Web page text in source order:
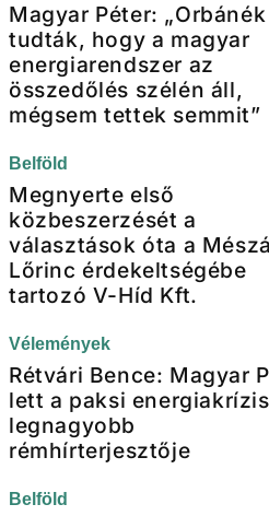
Magyar Péter: „Orbánék
tudták, hogy a magyar
energiarendszer az
összedőlés szélén áll,
mégsem tettek semmit”
Belföld
Megnyerte első
közbeszerzését a
választások óta a
Lőrinc érdekeltségébe
tartozó V-Híd Kft.
Vélemények
Rétvári Bence: Magyar
lett a paksi energiakrízis
legnagyobb
rémhírterjesztője
Belföld